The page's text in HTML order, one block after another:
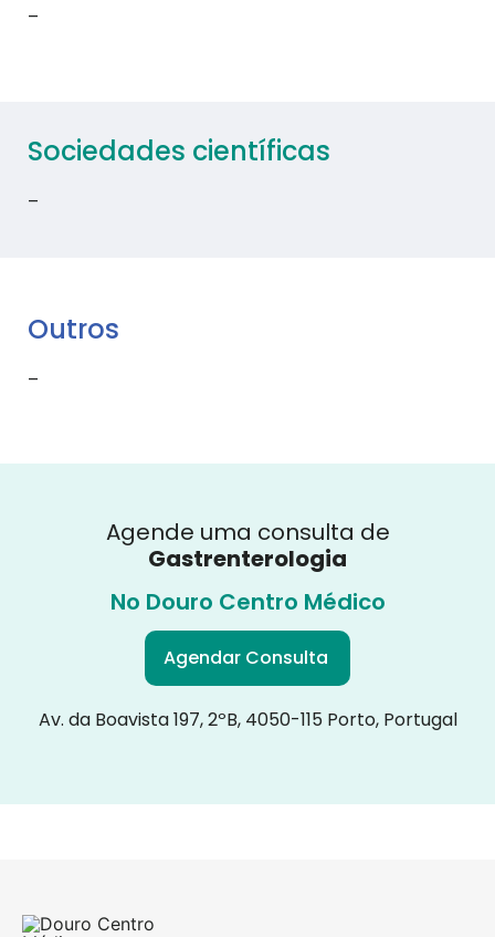
–
Sociedades científicas
–
Outros
–
Agende uma consulta de
Gastrenterologia
No Douro Centro Médico
Agendar Consulta
Av. da Boavista 197, 2ºB, 4050-115 Porto, Portugal